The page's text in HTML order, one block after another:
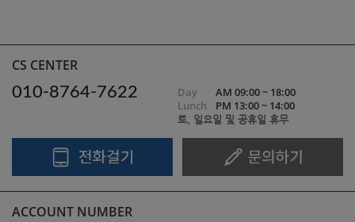
CS CENTER
010-8764-7622
Day
AM 09:00 ~ 18:00
Lunch
PM 13:00 ~ 14:00
토, 일요일 및 공휴일 휴무
ACCOUNT NUMBER